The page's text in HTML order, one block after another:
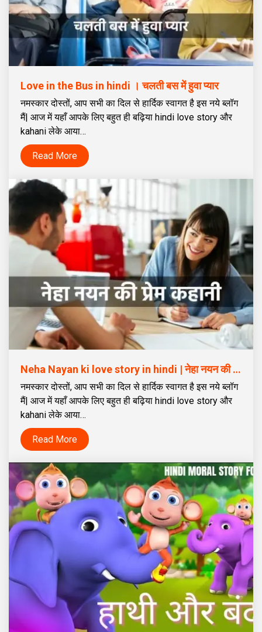
Love in the Bus in hindi । चलती बस में हुवा प्यार
नमस्कार दोस्तों, आप सभी का दिल से हार्दिक स्वागत है इस नये ब्लॉग
मैं| आज में यहाँ आपके लिए बहुत ही बढ़िया hindi love story और
kahani लेके आया…
Read More
Neha Nayan ki love story in hindi | नेहा नयन की प्रेम कहानी
नमस्कार दोस्तों, आप सभी का दिल से हार्दिक स्वागत है इस नये ब्लॉग
मैं| आज में यहाँ आपके लिए बहुत ही बढ़िया hindi love story और
kahani लेके आया…
Read More